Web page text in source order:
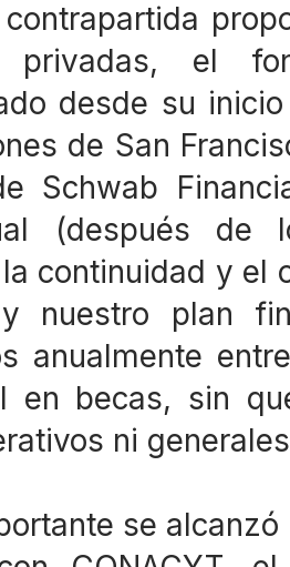
privadas, el
desde su
de San
Schwab
(después de
continuidad y el
nuestro plan
anualmente
en becas, sin
ni
se